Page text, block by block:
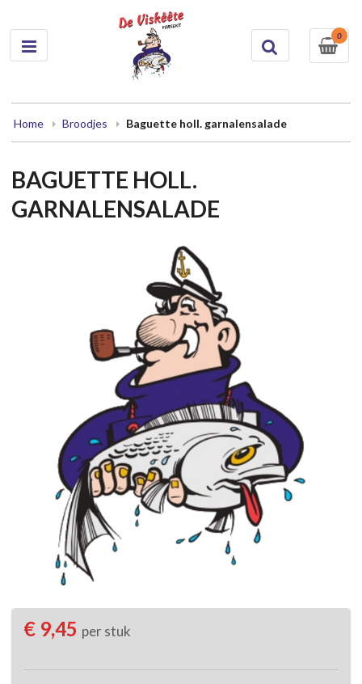
0
Home Broodjes Baguette holl. garnalensalade
BAGUETTE HOLL.
GARNALENSALADE
€ 9,45 per stuk